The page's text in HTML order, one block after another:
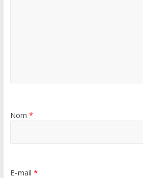
Nom *
E-mail *